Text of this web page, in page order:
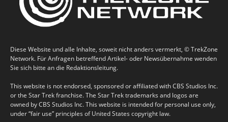
Diese Website und alle Inhalte, soweit nicht anders vermerkt, © TrekZone
Network. Für Anfragen betreffend Artikel- oder Newsübernahme wenden
Sie sich bitte an die Redaktionsleitung.
This website is not endorsed, sponsored or affiliated with CBS Studios Inc.
or the Star Trek franchise. The Star Trek trademarks and logos are
owned by CBS Studios Inc. This website is intended for personal use only,
under “fair use” principles of United States copyright law.